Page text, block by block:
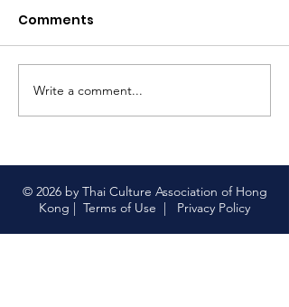
【限量版泰國上網卡｜中
國聯通 x 香港泰國文化協
63
Comments
Write a comment...
© 2026 by Thai Culture Association of Hong
Kong | Terms of Use | Privacy Policy